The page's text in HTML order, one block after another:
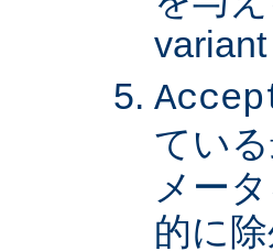
てい
メー
的に